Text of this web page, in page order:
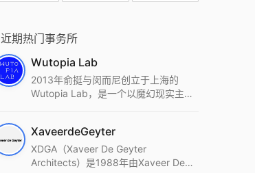
近期热门事务所
Wutopia Lab
2013年俞挺与闵而尼创立于上海的
Wutopia Lab，是一个以魔幻现实主
统这种新的思维范式为基础，以上海性
和生活性为介入设计的原点，以建筑为
工具，从而推动建筑学和社会学进步。
XaveerdeGeyter
XDGA（Xaveer De Geyter
Architects）是1988年由Xaveer De